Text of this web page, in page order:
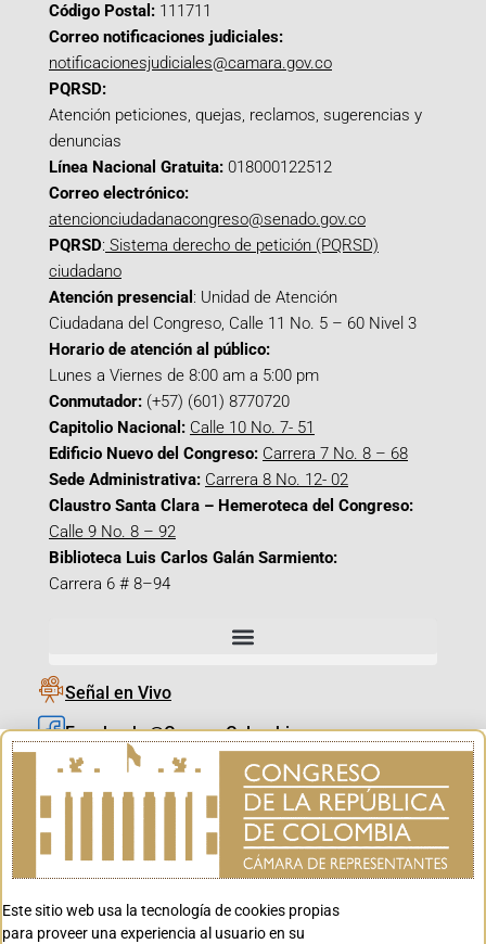
Código Postal: 111711
Correo notificaciones judiciales:
notificacionesjudiciales@camara.gov.co
PQRSD:
Atención peticiones, quejas, reclamos, sugerencias y
denuncias
Línea Nacional Gratuita: 018000122512
Correo electrónico:
atencionciudadanacongreso@senado.gov.co
PQRSD: Sistema derecho de petición (PQRSD)
ciudadano
Atención presencial : Unidad de Atención
Ciudadana del Congreso, Calle 11 No. 5 – 60 Nivel 3
Horario de atención al público:
Lunes a Viernes de 8:00 am a 5:00 pm
Conmutador: (+57) (601) 8770720
Capitolio Nacional: Calle 10 No. 7- 51
Edificio Nuevo del Congreso: Carrera 7 No. 8 – 68
Sede Administrativa: Carrera 8 No. 12- 02
Claustro Santa Clara – Hemeroteca del Congreso:
Calle 9 No. 8 – 92
Biblioteca Luis Carlos Galán Sarmiento:
Carrera 6 # 8–94
Señal en Vivo
Facebook_@CamaraColombia
Instagram_@CamaraColombia
X_@CamaraColombia
Youtube_@CamaraColombia
Youtube_@CanalCongreso
Este sitio web usa la tecnología de cookies propias
para proveer una experiencia al usuario en su